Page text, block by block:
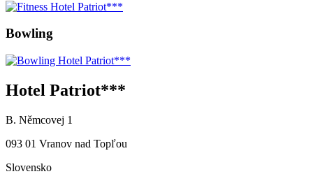
Bowling
Hotel Patriot***
B. Němcovej 1
093 01 Vranov nad Topľou
Slovensko